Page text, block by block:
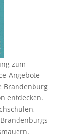
zum
Angebote
Brandenburg
entdecken.